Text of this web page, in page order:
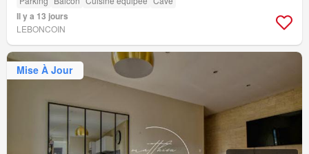
Il y a 13 jours
LEBONCOIN
Mise À Jour